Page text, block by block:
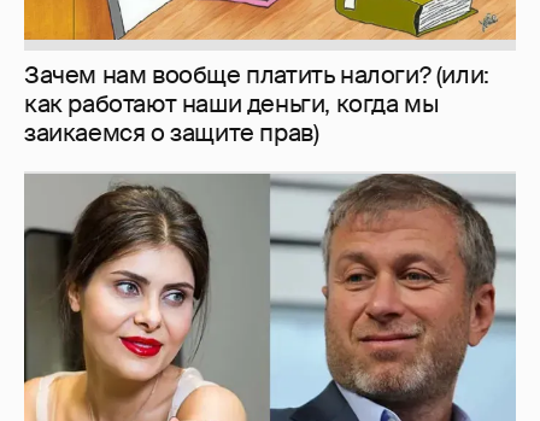
Зачем нам вообще платить налоги? (или:
как работают наши деньги, когда мы
заикаемся о защите прав)